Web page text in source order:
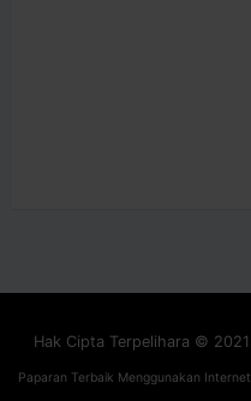
Hak Cipta Terpelihara ©
Paparan Terbaik Menggunakan